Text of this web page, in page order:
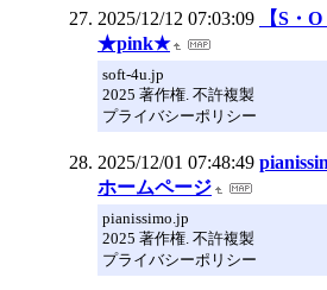
2025/12/12 07:03:09
【S・
★pink★
soft-4u.jp
2025 著作権. 不許複製
プライバシーポリシー
2025/12/01 07:48:49
ホームページ
pianissimo.jp
2025 著作権. 不許複製
プライバシーポリシー